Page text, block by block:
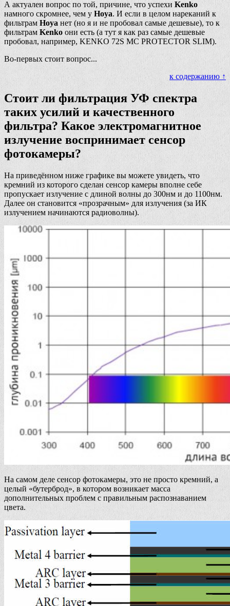
А актуален вопрос по той, причине, что успехи Kenko
намного скромнее, чем у Hoya. И если в целом нареканий к
фильтрам Hoya нет (но я и не пробовал самые дешевые), то к
фильтрам Kenko они есть (а тут я как раз самые дешевые
пробовал, например, KENKO 72S MC PROTECTOR SLIM).
Во-первых стоит вопрос...
к содержанию ↑
Стоит ли фильтрация УФ спектра
таких усилий и качественного
фильтра? Какое электромагнитное
излучение воспринимает сенсор
фотокамеры?
На приведённом ниже графике вы можете увидеть, что
кремний из которого сделан сенсор камеры вполне себе
пропускает излучение с длиной волны до 300нм и до 1100нм.
Далее он становится «прозрачным» для излучения (за ИК
излучением начинаются радиоволны).
На самом деле сенсор фотокамеры, это не просто кремний, а
целый «бутерброд», в котором возникает масса
дополнительных проблем с правильным распознаванием
цвета.